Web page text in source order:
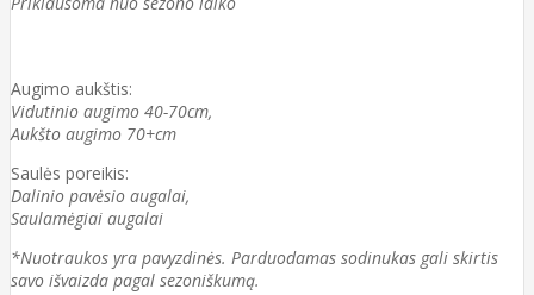
Augimo aukštis:
Vidutinio augimo 40-70cm,
Aukšto augimo 70+cm
Saulės poreikis:
Dalinio pavėsio augalai,
Saulamėgiai augalai
*Nuotraukos yra pavyzdinės. Parduodamas sodinukas gali skirtis
savo išvaizda pagal sezoniškumą.